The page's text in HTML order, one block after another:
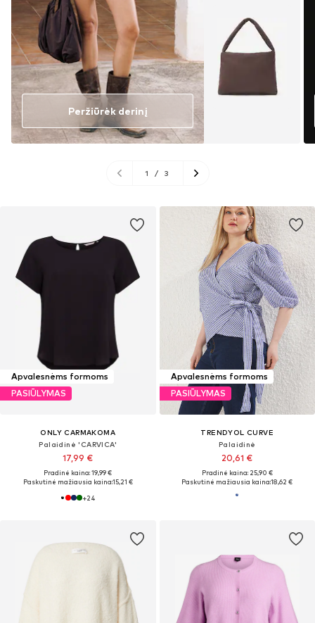
Apvalesnėms formoms
PASIŪLYMAS
ONLY CARMAKOMA
Palaidinė 'CARVICA'
17,99 €
Pradinė kaina: 19,99 €
Paskutinė mažiausia kaina:15,21 €
+24
Apvalesnėms formoms
PASIŪLYMAS
TRENDYOL CURVE
Palaidinė
20,61 €
Pradinė kaina: 25,90 €
Paskutinė mažiausia kaina:18,62 €
Peržiūrėk derinį
1 / 3